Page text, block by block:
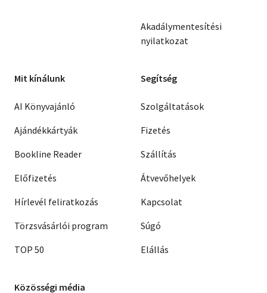
Akadálymentesítési
nyilatkozat
Mit kínálunk
AI Könyvajánló
Ajándékkártyák
Bookline Reader
Előfizetés
Hírlevél feliratkozás
Törzsvásárlói program
TOP 50
Segítség
Szolgáltatások
Fizetés
Szállítás
Átvevőhelyek
Kapcsolat
Súgó
Elállás
Közösségi média